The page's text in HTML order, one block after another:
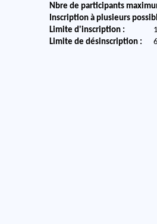
Nbre de participants
Inscription à plusieurs
Limite d'inscription :
Limite de désinscription :